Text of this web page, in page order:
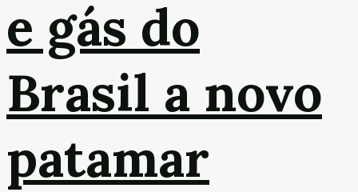
e gás do
Brasil a novo
patamar